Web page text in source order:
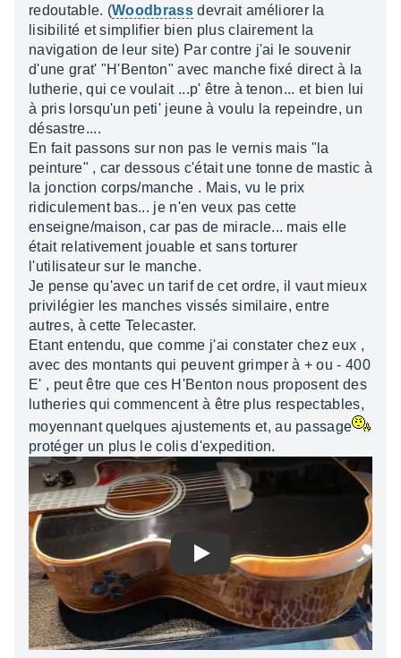
redoutable. (Woodbrass devrait améliorer la
lisibilité et simplifier bien plus clairement la
navigation de leur site) Par contre j'ai le souvenir
d'une grat' "H'Benton" avec manche fixé direct à la
lutherie, qui ce voulait ...p' être à tenon... et bien lui
à pris lorsqu'un peti' jeune à voulu la repeindre, un
désastre....
En fait passons sur non pas le vernis mais "la
peinture" , car dessous c'était une tonne de mastic à
la jonction corps/manche . Mais, vu le prix
ridiculement bas... je n'en veux pas cette
enseigne/maison, car pas de miracle... mais elle
était relativement jouable et sans torturer
l'utilisateur sur le manche.
Je pense qu'avec un tarif de cet ordre, il vaut mieux
privilégier les manches vissés similaire, entre
autres, à cette Telecaster.
Etant entendu, que comme j'ai constater chez eux ,
avec des montants qui peuvent grimper à + ou - 400
E' , peut être que ces H'Benton nous proposent des
lutheries qui commencent à être plus respectables,
moyennant quelques ajustements et, au passage
protéger un plus le colis d'expedition.
Play